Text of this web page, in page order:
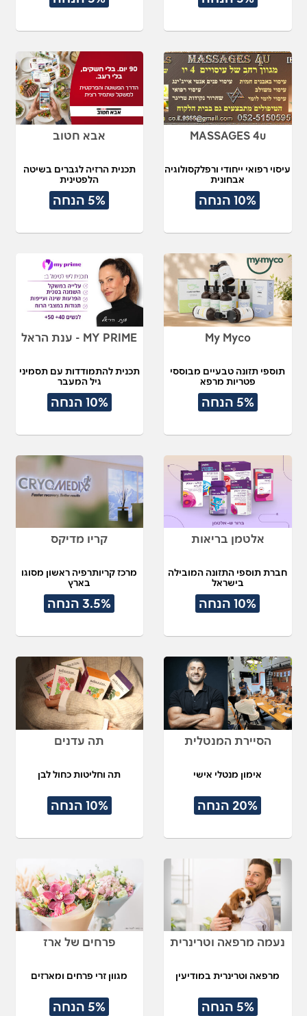
MASSAGES 4u
עיסוי רפואי ייחודי ורפלקסולוגיה
אבחונית
10% הנחה
אבא חטוב
תכנית הרזיה לגברים בשיטה
הלפטינית
5% הנחה
My Myco
תוספי תזונה טבעיים מבוססי
פטריות מרפא
5% הנחה
MY PRIME - ענת הראל
תכנית להתמודדות עם תסמיני
גיל המעבר
10% הנחה
אלטמן בריאות
חברת תוספי התזונה המובילה
בישראל
אונליין
10% הנחה
קריו מדיקס
מרכז קריותרפיה ראשון מסוגו
בארץ
3.5% הנחה
הסיירת המנטלית
אימון מנטלי אישי
20% הנחה
תה עדנים
תה וחליטות כחול לבן
10% הנחה
נעמה מרפאה וטרינרית
מרפאה וטרינרית במודיעין
5% הנחה
פרחים של ארז
מגוון זרי פרחים ומארזים
5% הנחה